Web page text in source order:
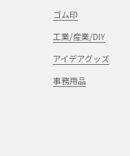
ゴム印
工業/産業/DIY
アイデアグッズ
事務用品